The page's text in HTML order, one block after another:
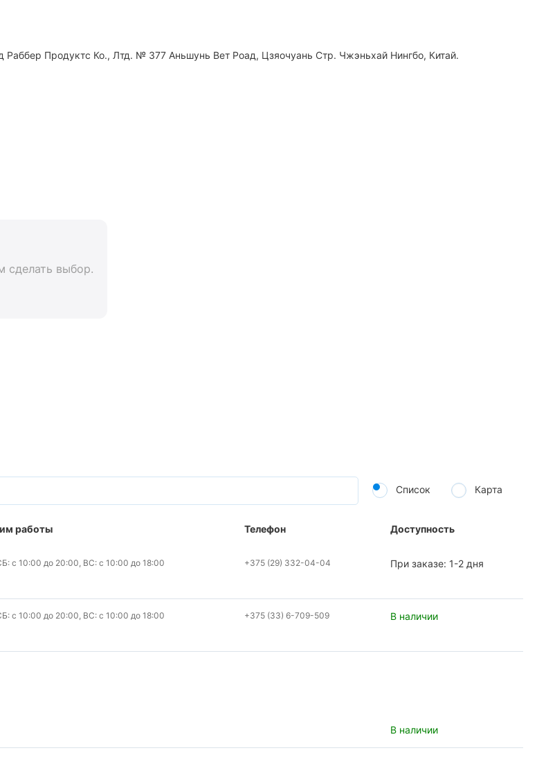
Раббер Продуктс Ко., Лтд. № 377 Аньшунь Вет Роад, Цзяочуань Стр. Чжэньхай Нингбо, Китай.
сделать выбор.
Список Карта
работы Телефон Доступность
с 10:00 до 20:00, ВС: с 10:00 до 18:00 +375 (29) 332-04-04 При заказе: 1-2 дня
с 10:00 до 20:00, ВС: с 10:00 до 18:00 +375 (33) 6-709-509 В наличии
В наличии